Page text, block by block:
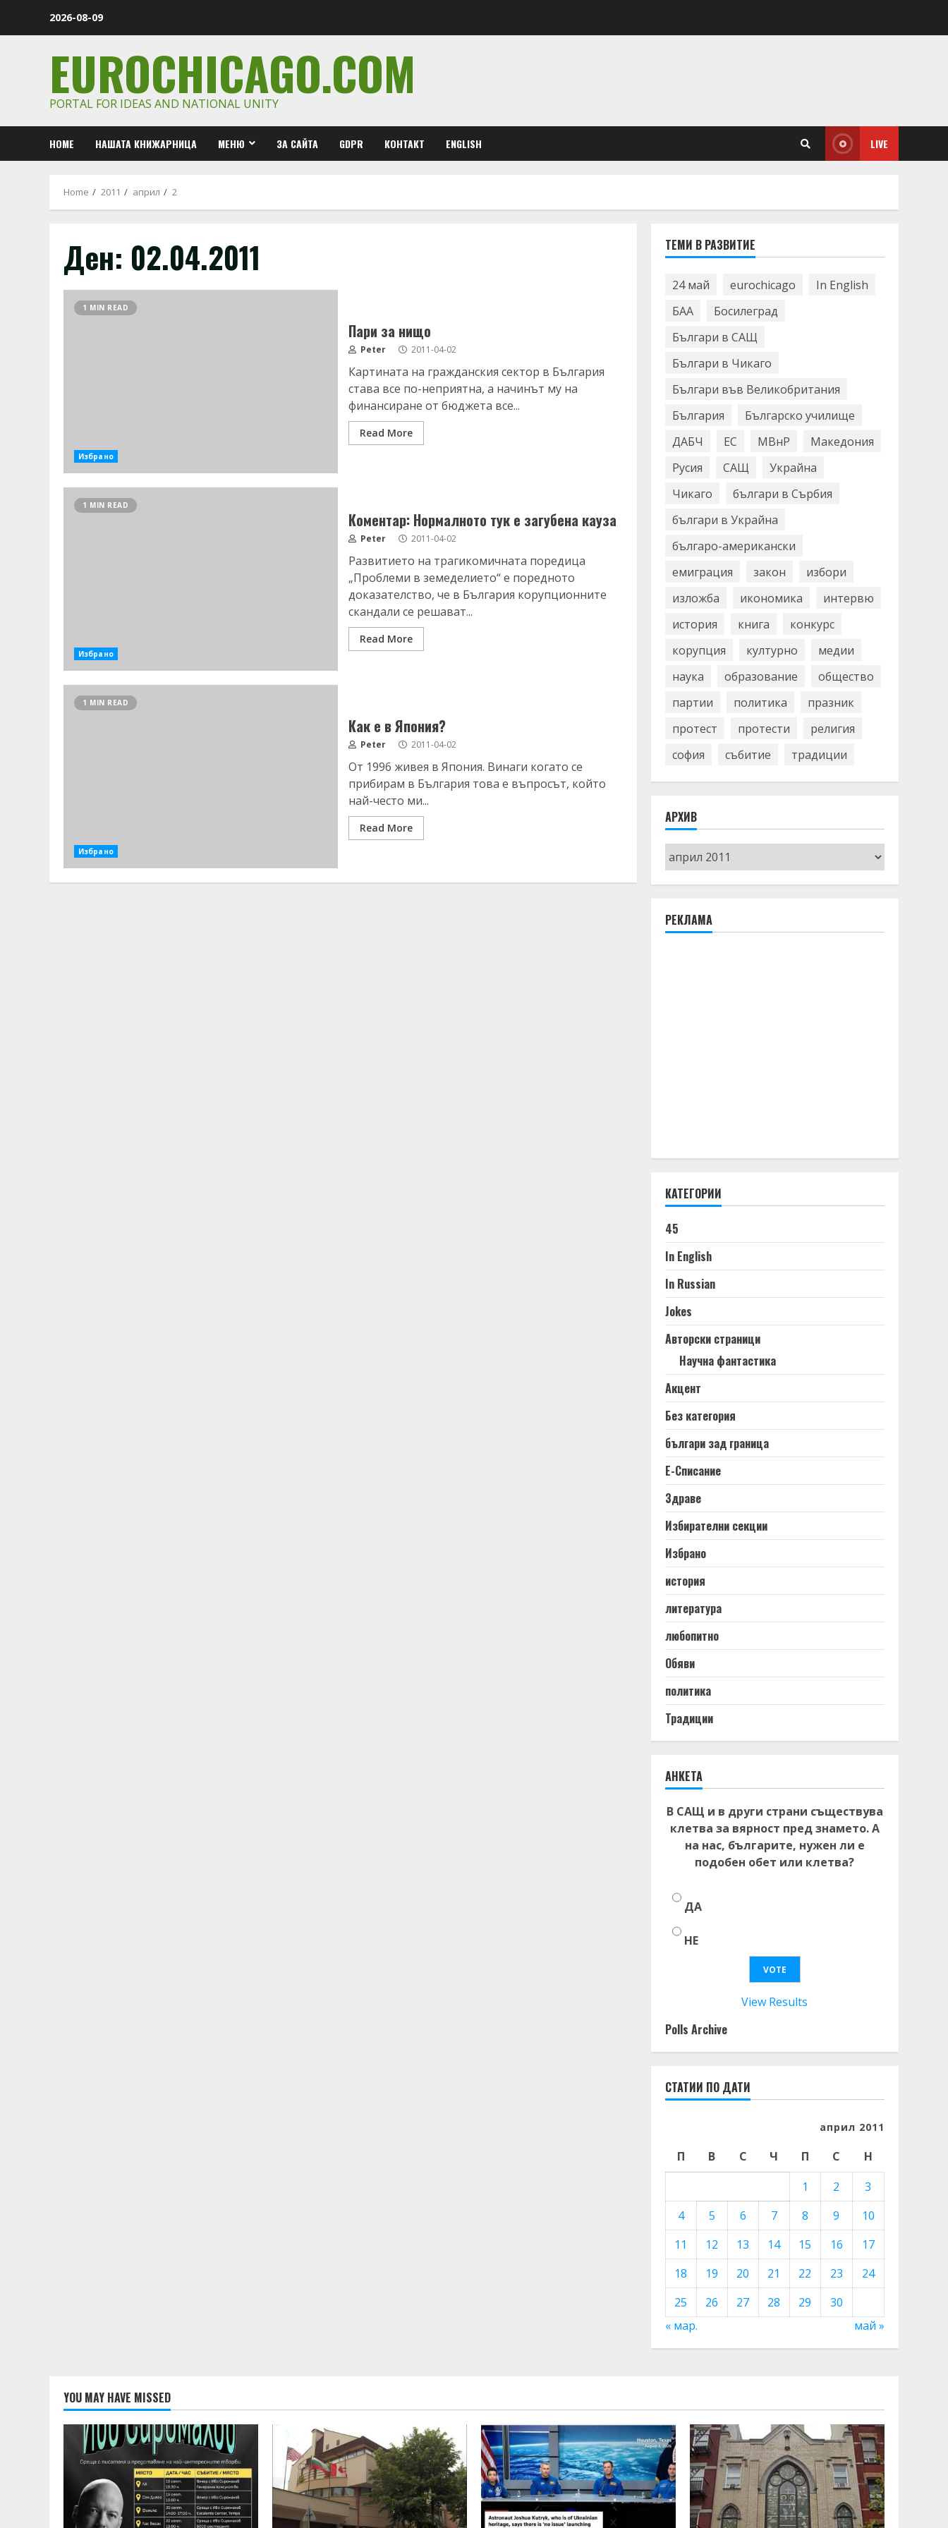
2026-08-09
EUROCHICAGO.COM
PORTAL FOR IDEAS AND NATIONAL UNITY
HOME НАШАТА КНИЖАРНИЦА МЕНЮ ЗА САЙТА GDPR КОНТАКТ ENGLISH LIVE
Home 2011 април 2
Ден: 02.04.2011
1 MIN READ
Избрано
Пари за нищо
Peter 2011-04-02
Картината на гражданския сектор в България
става все по-неприятна, а начинът му на
финансиране от бюджета все...
Read More
1 MIN READ
Избрано
Коментар: Нормалното тук е загубена кауза
Peter 2011-04-02
Развитието на трагикомичната поредица
„Проблеми в земеделието“ е поредното
доказателство, че в България корупционните
скандали се решават...
Read More
1 MIN READ
Избрано
Как е в Япония?
Peter 2011-04-02
От 1996 живея в Япония. Винаги когато се
прибирам в България това е въпросът, който
най-често ми...
Read More
ТЕМИ В РАЗВИТИЕ
24 май eurochicago
In English
БАА
Босилеград
Българи в САЩ
Българи в Чикаго
Българи във Великобритания
България
Българско училище
ДАБЧ
ЕС МВнР
Македония
Русия
САЩ
Украйна
Чикаго
българи в Сърбия
българи в Украйна
българо-американски
емиграция
закон
избори
изложба
икономика
интервю
история
книга
конкурс
корупция
културно
медии
наука
образование
общество
партии
политика
празник
протест
протести
религия
софия
събитие традиции
АРХИВ
Архив
РЕКЛАМА
КАТЕГОРИИ
45
In English
In Russian
Jokes
Авторски страници
Научна фантастика
Акцент
Без категория
българи зад граница
Е-Списание
Здраве
Избирателни секции
Избрано
история
литература
любопитно
Обяви
политика
Традиции
АНКЕТА
В САЩ и в други страни съществува
клетва за вярност пред знамето. А
на нас, българите, нужен ли е
подобен обет или клетва?
ДА
НЕ
View Results
Polls Archive
СТАТИИ ПО ДАТИ
април 2011
П В С Ч П С
Н
1
2
3
4
5 6 7 8 9
10
11
12 13 14 15 16
17
18
19 20 21 22 23
24
25
26 27 28 29
30
« мар.
май »
YOU MAY HAVE MISSED